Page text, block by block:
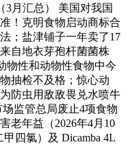
3月汇总） 美国对我国
！克明食物启动商标合
；盐津铺子一年卖了17
自地衣芽孢杆菌菌株
物性和动物性食物中今
抽检不及格；惊心动
防虫用敌敌畏兑水喷牛
监管总局废止4项食物
老年益（2026年4月10
四氯）及 Dicamba 4L